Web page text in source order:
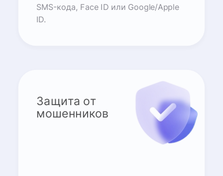
SMS-кода, Face ID или Google/Apple
ID.
Защита от
мошенников